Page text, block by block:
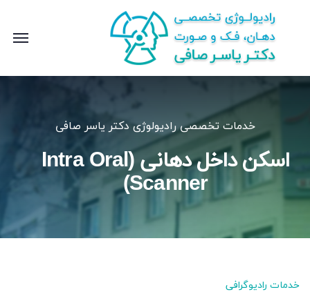
خدمات تخصصی رادیولوژی دکتر یاسر صافی
اسکن داخل دهانی (Intra Oral
Scanner)
خدمات رادیوگرافی